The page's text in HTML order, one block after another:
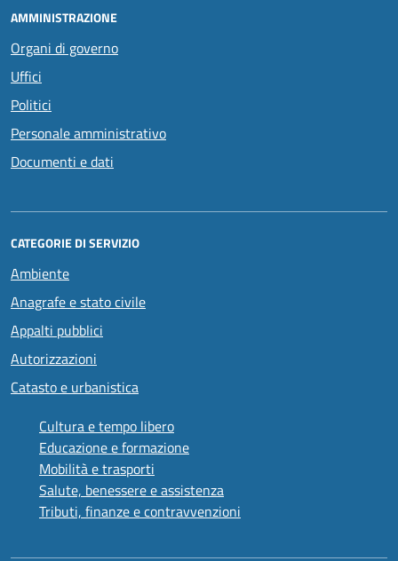
AMMINISTRAZIONE
Organi di governo
Uffici
Politici
Personale amministrativo
Documenti e dati
CATEGORIE DI SERVIZIO
Ambiente
Anagrafe e stato civile
Appalti pubblici
Autorizzazioni
Catasto e urbanistica
Cultura e tempo libero
Educazione e formazione
Mobilità e trasporti
Salute, benessere e assistenza
Tributi, finanze e contravvenzioni